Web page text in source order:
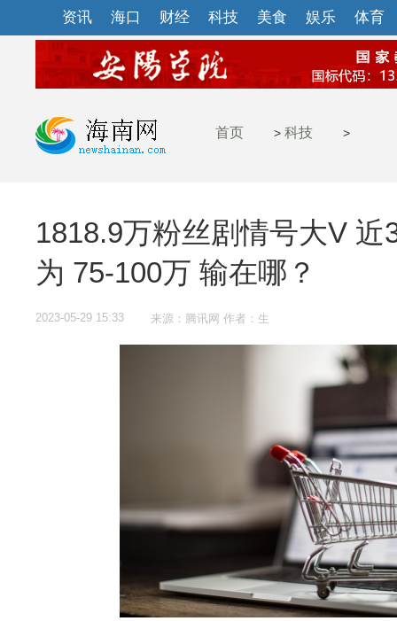
资讯 海口 财经 科技 美食 娱乐 体育
首页 > 科技 >
1818.9万粉丝剧情号大V
为 75-100万 输在哪？‍
2023-05-29 15:33 来源：腾讯网 作者：生